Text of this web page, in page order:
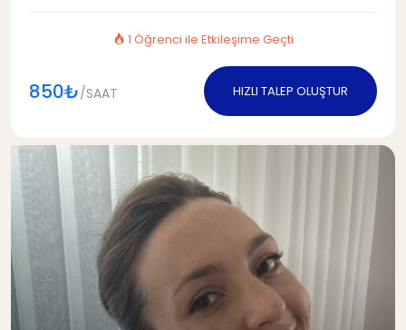
1 Öğrenci ile Etkileşime Geçti
850₺/SAAT HIZLI TALEP OLUŞTUR